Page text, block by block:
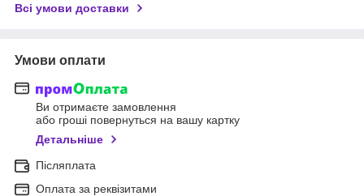
Всі умови доставки
Умови оплати
Ви отримаєте замовлення
або гроші повернуться на вашу картку
Детальніше
Післяплата
Оплата за реквізитами